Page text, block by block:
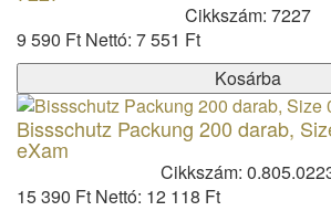
Cikkszám: 7227
9 590 Ft Nettó: 7 551 Ft
Kosárba
Bissschutz Packung 200 darab,
eXam
Cikkszám:
15 390 Ft Nettó: 12 118 Ft